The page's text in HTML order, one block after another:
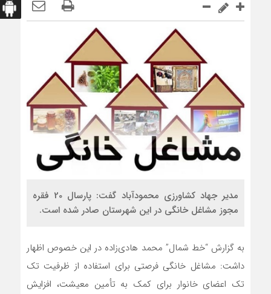
مدیر جهاد کشاورزی محمودآباد گفت: پارسال 20 فقره
مجوز مشاغل خانگی در این شهرستان صادر شده است.
به گزارش “خط شمال” محمد هادی‌زاده در این خصوص اظهار
داشت: مشاغل خانگی فرصتی برای استفاده از ظرفیت تک
تک اعضای خانوار برای کمک به تأمین معیشت، افزایش